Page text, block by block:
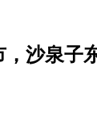
沙泉子